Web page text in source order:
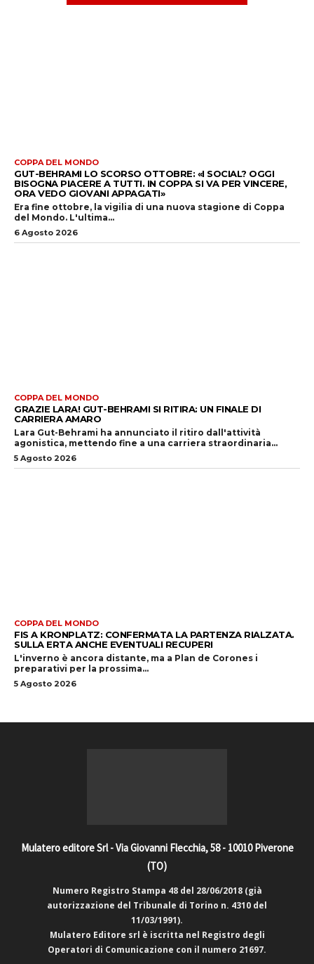
COPPA DEL MONDO
GUT-BEHRAMI LO SCORSO OTTOBRE: «I SOCIAL? OGGI
BISOGNA PIACERE A TUTTI. IN COPPA SI VA PER VINCERE,
ORA VEDO GIOVANI APPAGATI»
Era fine ottobre, la vigilia di una nuova stagione di Coppa
del Mondo. L'ultima...
6 Agosto 2026
COPPA DEL MONDO
GRAZIE LARA! GUT-BEHRAMI SI RITIRA: UN FINALE DI
CARRIERA AMARO
Lara Gut-Behrami ha annunciato il ritiro dall'attività
agonistica, mettendo fine a una carriera straordinaria...
5 Agosto 2026
COPPA DEL MONDO
FIS A KRONPLATZ: CONFERMATA LA PARTENZA RIALZATA.
SULLA ERTA ANCHE EVENTUALI RECUPERI
L'inverno è ancora distante, ma a Plan de Corones i
preparativi per la prossima...
5 Agosto 2026
Mulatero editore Srl - Via Giovanni Flecchia, 58 - 10010 Piverone
(TO)
Numero Registro Stampa 48 del 28/06/2018 (già
autorizzazione del Tribunale di Torino n. 4310 del
11/03/1991).
Mulatero Editore srl è iscritta nel Registro degli
Operatori di Comunicazione con il numero 21697.